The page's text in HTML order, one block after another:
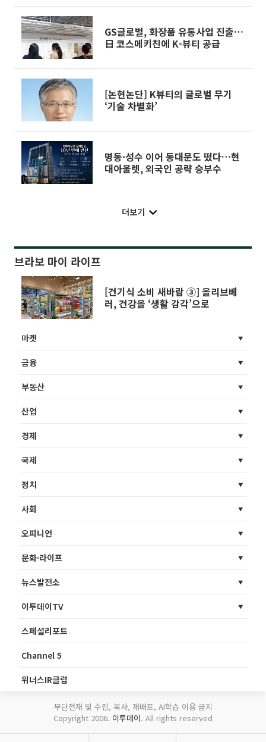
GS글로벌, 화장품 유통사업 진출…
日 코스메키친에 K-뷰티 공급
[논현논단] K뷰티의 글로벌 무기
‘기술 차별화’
명동·성수 이어 동대문도 떴다…현
대아울렛, 외국인 공략 승부수
더보기
브라보 마이 라이프
[건기식 소비 새바람 ③] 올리브베
러, 건강을 ‘생활 감각’으로
마켓
금융
부동산
산업
경제
국제
정치
사회
오피니언
문화·라이프
뉴스발전소
이투데이TV
스페셜리포트
Channel 5
위너스IR클럽
무단전재 및 수집, 복사, 재배포, AI학습 이용 금지
Copyright 2006. 이투데이. All rights reserved